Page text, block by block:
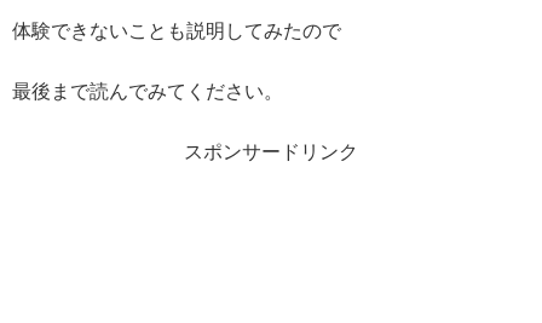
体験できないことも説明してみたので
最後まで読んでみてください。
スポンサードリンク